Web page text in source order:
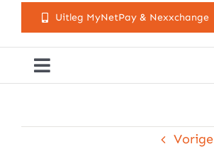
Uitleg MyNetPay & Nexxchange
Toggle
Vorige